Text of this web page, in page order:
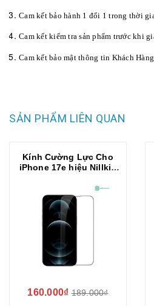
Cam kết bảo hành 1 đổi 1 trong thời
Cam kết kiểm tra sản phẩm trước khi
Cam kết bảo mật thông tin Khách Hàng.
SẢN PHẨM LIÊN QUAN
Kính Cường Lực Cho
iPhone 17e hiệu Nillkin
160.000₫ 189.000₫